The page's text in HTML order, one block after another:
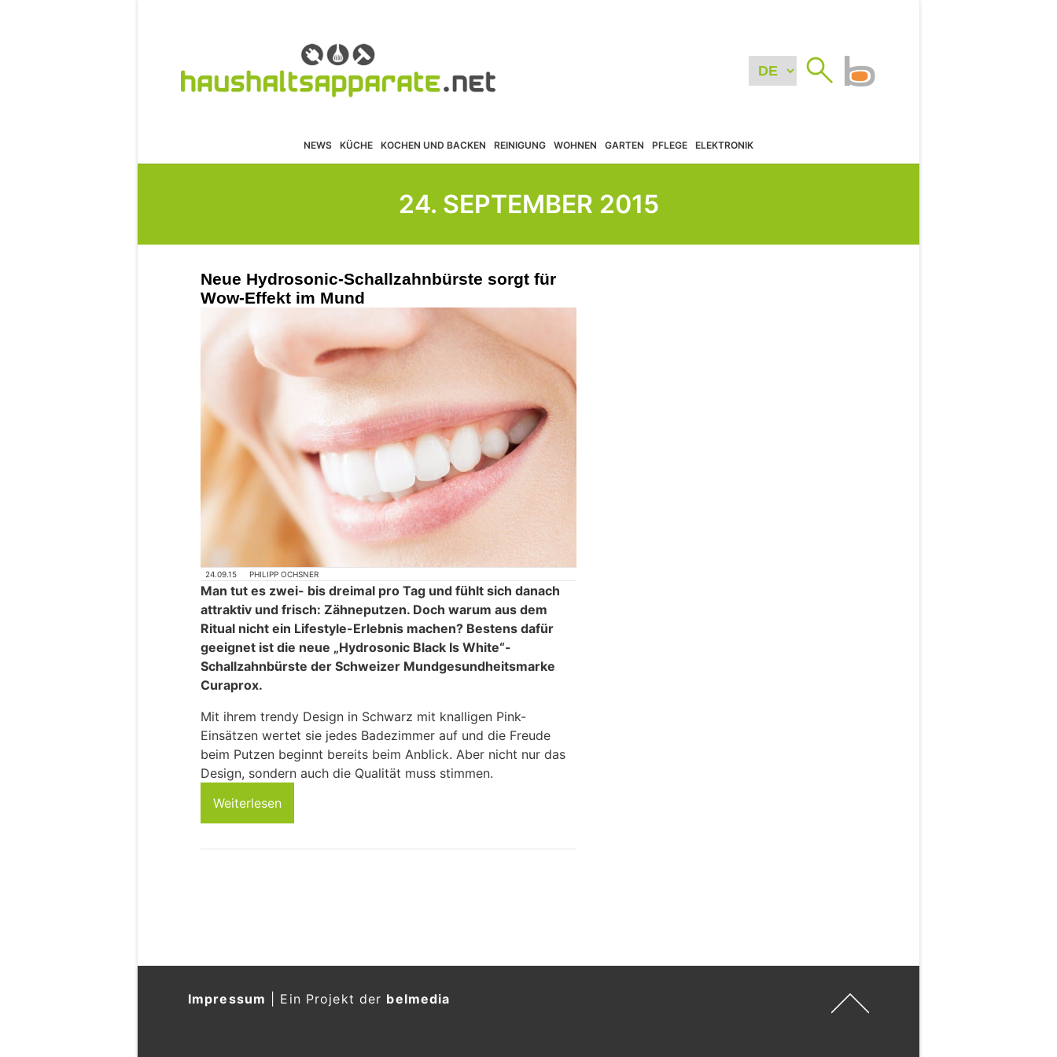
NEWS KÜCHE KOCHEN UND BACKEN REINIGUNG WOHNEN GARTEN PFLEGE ELEKTRONIK
24. SEPTEMBER 2015
Neue Hydrosonic-Schallzahnbürste sorgt für
Wow-Effekt im Mund
24.09.15 PHILIPP OCHSNER
Man tut es zwei- bis dreimal pro Tag und fühlt sich danach
attraktiv und frisch: Zähneputzen. Doch warum aus dem
Ritual nicht ein Lifestyle-Erlebnis machen? Bestens dafür
geeignet ist die neue „Hydrosonic Black Is White“-
Schallzahnbürste der Schweizer Mundgesundheitsmarke
Curaprox.
Mit ihrem trendy Design in Schwarz mit knalligen Pink-
Einsätzen wertet sie jedes Badezimmer auf und die Freude
beim Putzen beginnt bereits beim Anblick. Aber nicht nur das
Design, sondern auch die Qualität muss stimmen.
Weiterlesen
Impressum Ein Projekt der belmedia